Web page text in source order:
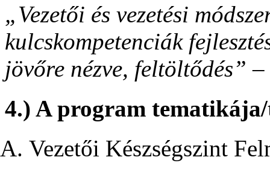
„Vezetői és vezetési
kulcskompetenciák
jövőre nézve, feltöltődés” –
4.) A program
Vezetői Készségszint